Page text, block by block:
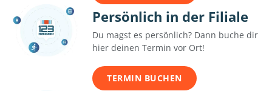
Persönlich in der Filiale
Du magst es persönlich? Dann buche dir
hier deinen Termin vor Ort!
TERMIN BUCHEN